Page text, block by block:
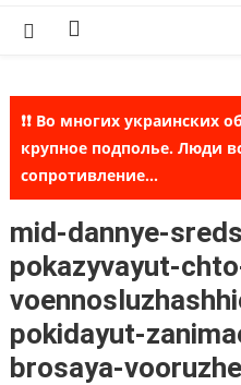
❗❗ Во многих украинских
крупное подполье. Люди
сопротивление...
mid-dannye-
pokazyvayut-
pokidayut-
brosaya-